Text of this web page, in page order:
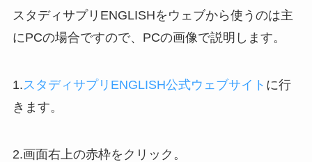
スタディサプリENGLISHをウェブから使うのは主
にPCの場合ですので、PCの画像で説明します。
1.スタディサプリENGLISH公式ウェブサイト に行
きます。
2.画面右上の赤枠をクリック。